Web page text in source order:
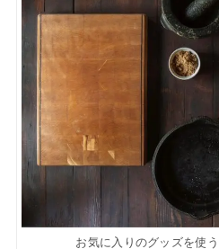
お気に入りのグッズを使